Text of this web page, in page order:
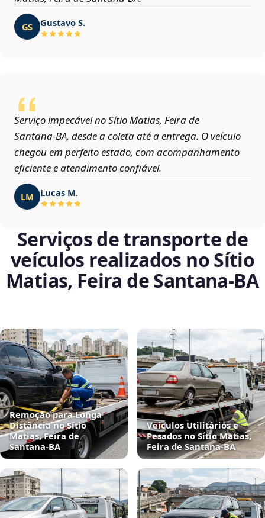
GS Gustavo S.
Serviço impecável no Sítio Matias, Feira de
Santana‑BA, desde a coleta até a entrega. O veículo
chegou em perfeito estado, com acompanhamento
eficiente e atendimento confiável.
LM Lucas M.
Serviços de transporte de
veículos realizados no Sítio
Matias, Feira de Santana‑BA
Remoção para Longa
Distância no Sítio
Matias, Feira de
Santana‑BA
Veículos Utilitários e
Pesados no Sítio Matias,
Feira de Santana‑BA